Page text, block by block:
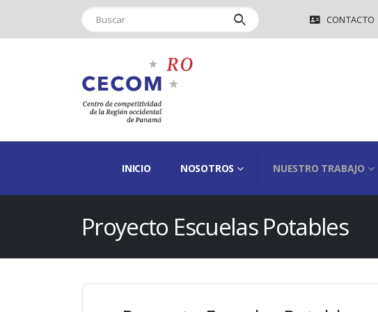
CONTACTO
INICIO NOSOTROS NUESTRO TRABAJO
Proyecto Escuelas Potables